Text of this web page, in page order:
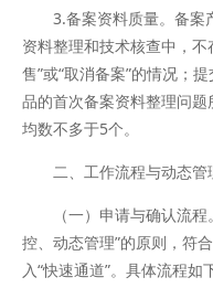
3.备案资料质量。备案
资料整理和技术核查中，
售”或“取消备案”的情况；
品的首次备案资料整理问
均数不多于5个。
二、工作流程与动态管
（一）申请与确认流
控、动态管理”的原则，符
入“快速通道”。具体流程如